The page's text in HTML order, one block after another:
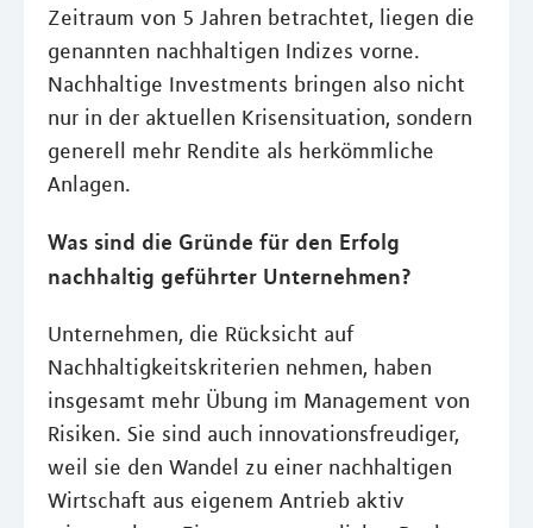
Zeitraum von 5 Jahren betrachtet, liegen die
genannten nachhaltigen Indizes vorne.
Nachhaltige Investments bringen also nicht
nur in der aktuellen Krisensituation, sondern
generell mehr Rendite als herkömmliche
Anlagen.
Was sind die Gründe für den Erfolg
nachhaltig geführter Unternehmen?
Unternehmen, die Rücksicht auf
Nachhaltigkeitskriterien nehmen, haben
insgesamt mehr Übung im Management von
Risiken. Sie sind auch innovationsfreudiger,
weil sie den Wandel zu einer nachhaltigen
Wirtschaft aus eigenem Antrieb aktiv